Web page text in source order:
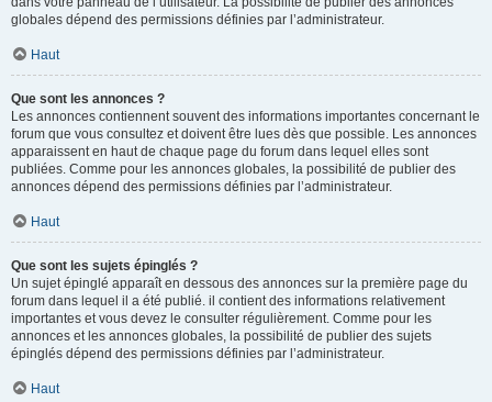
globales dépend des permissions définies par l’administrateur.
Haut
Que sont les annonces ?
Les annonces contiennent souvent des informations importantes concernant le
forum que vous consultez et doivent être lues dès que possible. Les annonces
apparaissent en haut de chaque page du forum dans lequel elles sont
publiées. Comme pour les annonces globales, la possibilité de publier des
annonces dépend des permissions définies par l’administrateur.
Haut
Que sont les sujets épinglés ?
Un sujet épinglé apparaît en dessous des annonces sur la première page du
forum dans lequel il a été publié. il contient des informations relativement
importantes et vous devez le consulter régulièrement. Comme pour les
annonces et les annonces globales, la possibilité de publier des sujets
épinglés dépend des permissions définies par l’administrateur.
Haut